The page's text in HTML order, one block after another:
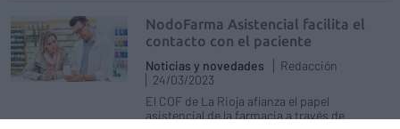
NodoFarma Asistencial facilita el
contacto con el paciente
Noticias y novedades
Redacción
24/03/2023
El COF de La Rioja afianza el papel
asistencial de la farmacia a través de